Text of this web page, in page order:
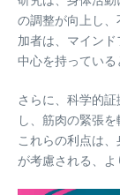
の調整が向上し
加者は、マインド
中心を持っている
さらに、科学的
し、筋肉の緊張
これらの利点は
が考慮される、よ